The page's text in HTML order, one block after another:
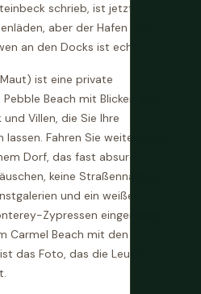
schrieb, ist jetzt
aber der Hafen mit
an den Docks ist echt.
Maut) ist eine private
Beach mit Blicken auf
Villen, die Sie Ihre
Fahren Sie weiter nach
Dorf, das fast absurd
keine Straßennamen
und ein weißer
Zypressen eingerahmt
Carmel Beach mit den
das Foto, das die Leute